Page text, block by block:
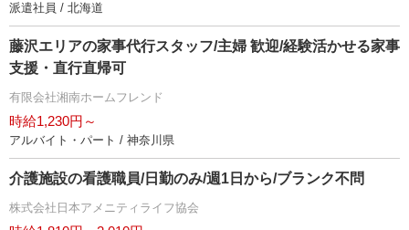
派遣社員 / 北海道
藤沢エリアの家事代行スタッフ/主婦 歓迎/経験活かせる家事
支援・直行直帰可
有限会社湘南ホームフレンド
時給1,230円～
アルバイト・パート / 神奈川県
介護施設の看護職員/日勤のみ/週1日から/ブランク不問
株式会社日本アメニティライフ協会